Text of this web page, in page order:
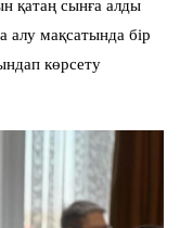
қатаң сынға алды
алу мақсатында бір
көрсету